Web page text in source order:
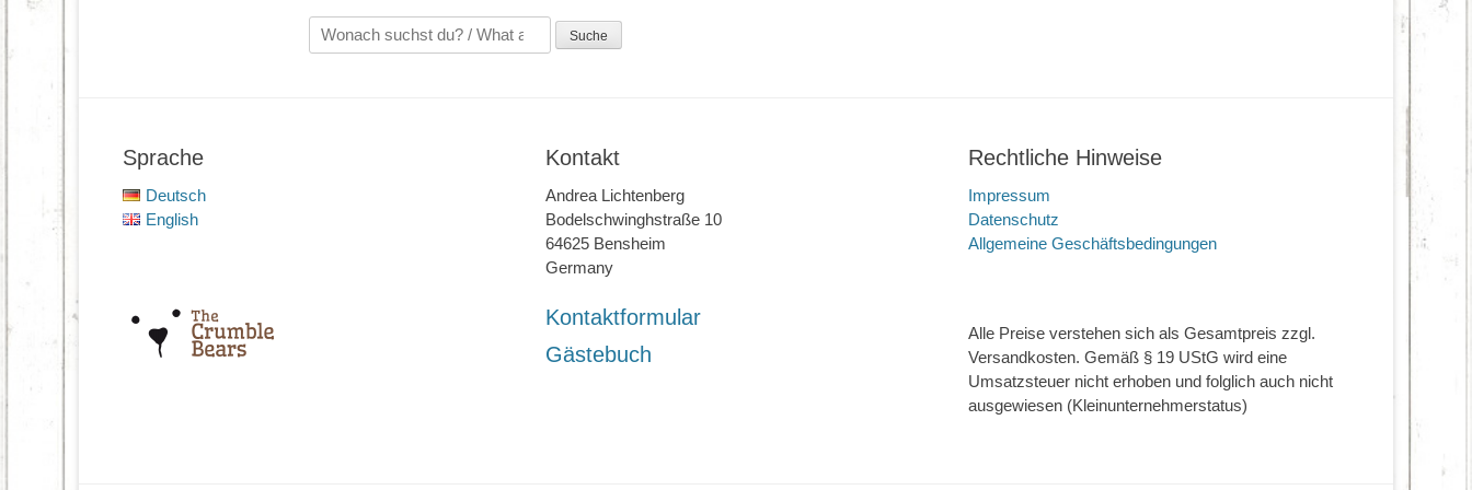
Suche
nach:
Sprache
Deutsch
English
Kontakt
Andrea Lichtenberg
Bodelschwinghstraße 10
64625 Bensheim
Germany
Kontaktformular
Gästebuch
Rechtliche Hinweise
Impressum
Datenschutz
Allgemeine Geschäftsbedingungen
Alle Preise verstehen sich als Gesamtpreis zzgl.
Versandkosten. Gemäß § 19 UStG wird eine
Umsatzsteuer nicht erhoben und folglich auch nicht
ausgewiesen (Kleinunternehmerstatus)